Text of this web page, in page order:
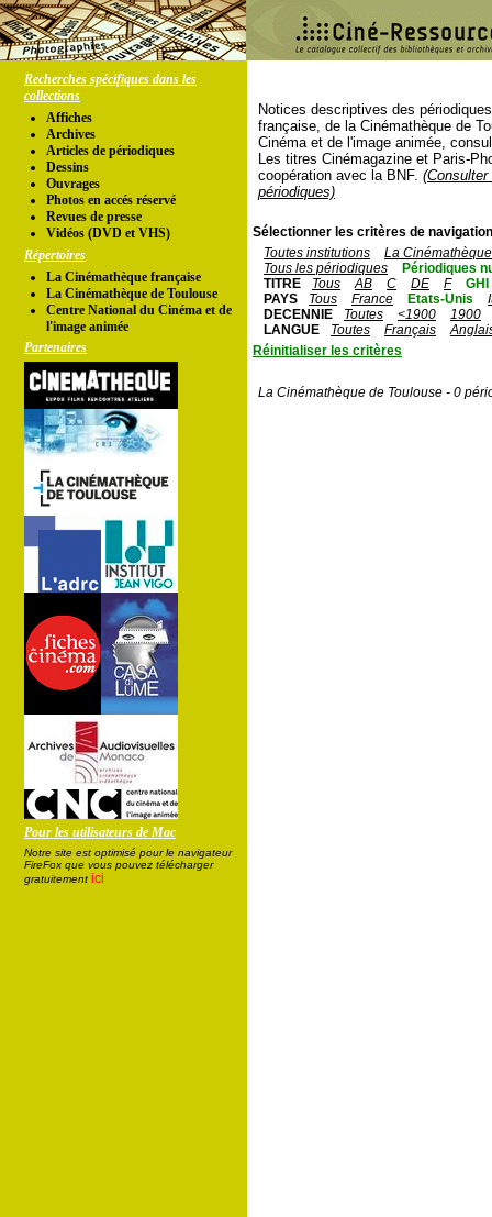
Recherches spécifiques dans les
collections
Affiches
Archives
Articles de périodiques
Dessins
Ouvrages
Photos en accés réservé
Revues de presse
Vidéos (DVD et VHS)
Répertoires
La Cinémathèque française
La Cinémathèque de Toulouse
Centre National du Cinéma et de
l'image animée
Partenaires
Pour les utilisateurs de Mac
Notre site est optimisé pour le navigateur
FireFox que vous pouvez télécharger
gratuitement ici
Notices descriptives des
française, de la Cinémathèque de
Cinéma et de l'image animée,
Les titres Cinémagazine et Paris-
coopération avec la BNF.
périodiques)
Sélectionner les critères de
Toutes institutions
La
Tous les périodiques
Périodiques
TITRE
Tous AB C DE F
GHI
PAYS
Tous France Etats-Unis
DECENNIE
Toutes <1900
1900
LANGUE
Toutes Français
Réinitialiser les critères
La Cinémathèque de Toulouse - 0